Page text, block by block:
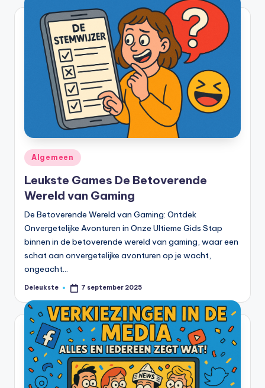
Geplaatst
in
Algemeen
Leukste Games De Betoverende
Wereld van Gaming
De Betoverende Wereld van Gaming: Ontdek
Onvergetelijke Avonturen in Onze Ultieme Gids Stap
binnen in de betoverende wereld van gaming, waar een
schat aan onvergetelijke avonturen op je wacht,
ongeacht…
Geplaatst
Deleukste 7 september 2025